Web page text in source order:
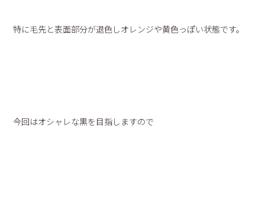
特に毛先と表面部分が退色しオレンジや黄色っぽい状態です。
今回はオシャレな黒を目指しますので